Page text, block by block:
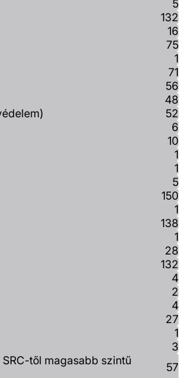
5
132
16
75
1
71
56
48
52
6
10
1
1
5
150
1
138
1
28
132
4
2
4
27
1
3
től magasabb szintű
57